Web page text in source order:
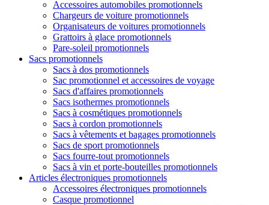
Accessoires automobiles promotionnels
Chargeurs de voiture promotionnels
Organisateurs de voitures promotionnels
Grattoirs à glace promotionnels
Pare-soleil promotionnels
Sacs promotionnels
Sacs à dos promotionnels
Sac promotionnel et accessoires de voyage
Sacs d'affaires promotionnels
Sacs isothermes promotionnels
Sacs à cosmétiques promotionnels
Sacs à cordon promotionnels
Sacs à vêtements et bagages promotionnels
Sacs de sport promotionnels
Sacs fourre-tout promotionnels
Sacs à vin et porte-bouteilles promotionnels
Articles électroniques promotionnels
Accessoires électroniques promotionnels
Casque promotionnel